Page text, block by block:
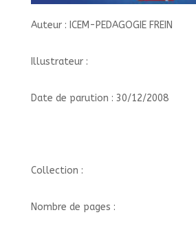
Auteur : ICEM-PEDAGOGIE FREIN
Illustrateur :
Date de parution : 30/12/2008
Collection :
Nombre de pages :